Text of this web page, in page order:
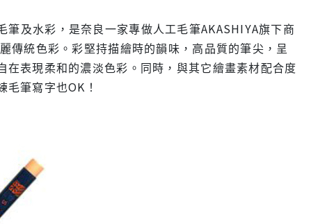
及水彩，是奈良一家專做人工毛筆AKASHIYA旗下商
傳統色彩。彩堅持描繪時的韻味，高品質的筆尖，呈
表現柔和的濃淡色彩。同時，與其它繪畫素材配合度
筆寫字也OK！